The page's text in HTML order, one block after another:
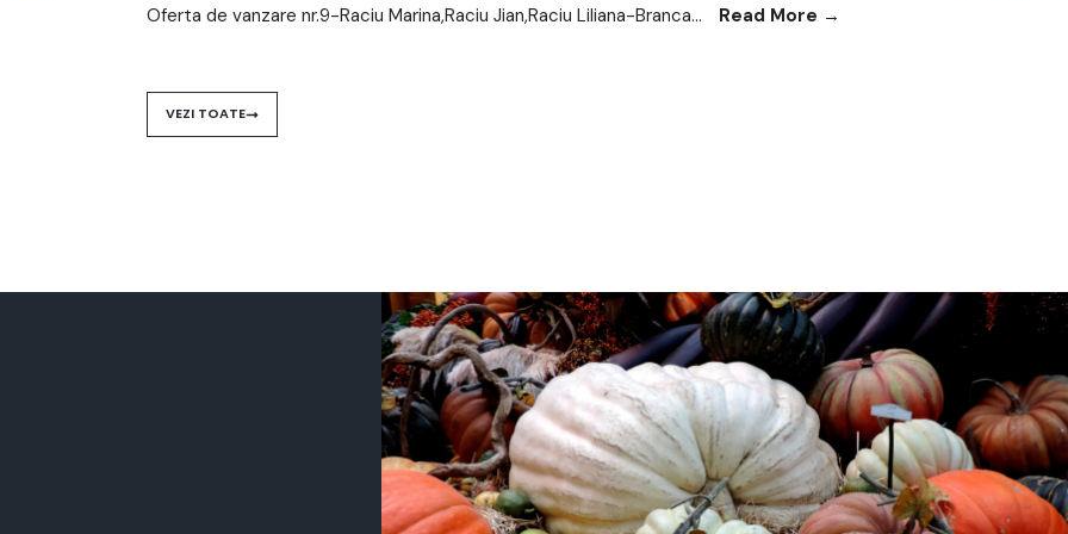
Oferta de vanzare nr.9-Raciu Marina,Raciu Jian,Raciu Liliana-Branca... Read More →
VEZI TOATE